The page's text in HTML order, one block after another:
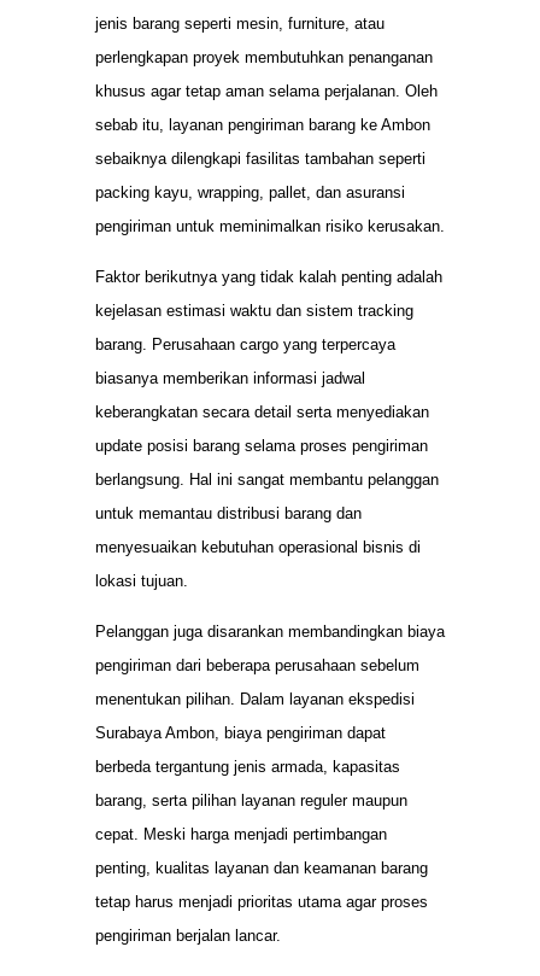
jenis barang seperti mesin, furniture, atau
perlengkapan proyek membutuhkan penanganan
khusus agar tetap aman selama perjalanan. Oleh
sebab itu, layanan pengiriman barang ke Ambon
sebaiknya dilengkapi fasilitas tambahan seperti
packing kayu, wrapping, pallet, dan asuransi
pengiriman untuk meminimalkan risiko kerusakan.
Faktor berikutnya yang tidak kalah penting adalah
kejelasan estimasi waktu dan sistem tracking
barang. Perusahaan cargo yang terpercaya
biasanya memberikan informasi jadwal
keberangkatan secara detail serta menyediakan
update posisi barang selama proses pengiriman
berlangsung. Hal ini sangat membantu pelanggan
untuk memantau distribusi barang dan
menyesuaikan kebutuhan operasional bisnis di
lokasi tujuan.
Pelanggan juga disarankan membandingkan biaya
pengiriman dari beberapa perusahaan sebelum
menentukan pilihan. Dalam layanan ekspedisi
Surabaya Ambon, biaya pengiriman dapat
berbeda tergantung jenis armada, kapasitas
barang, serta pilihan layanan reguler maupun
cepat. Meski harga menjadi pertimbangan
penting, kualitas layanan dan keamanan barang
tetap harus menjadi prioritas utama agar proses
pengiriman berjalan lancar.